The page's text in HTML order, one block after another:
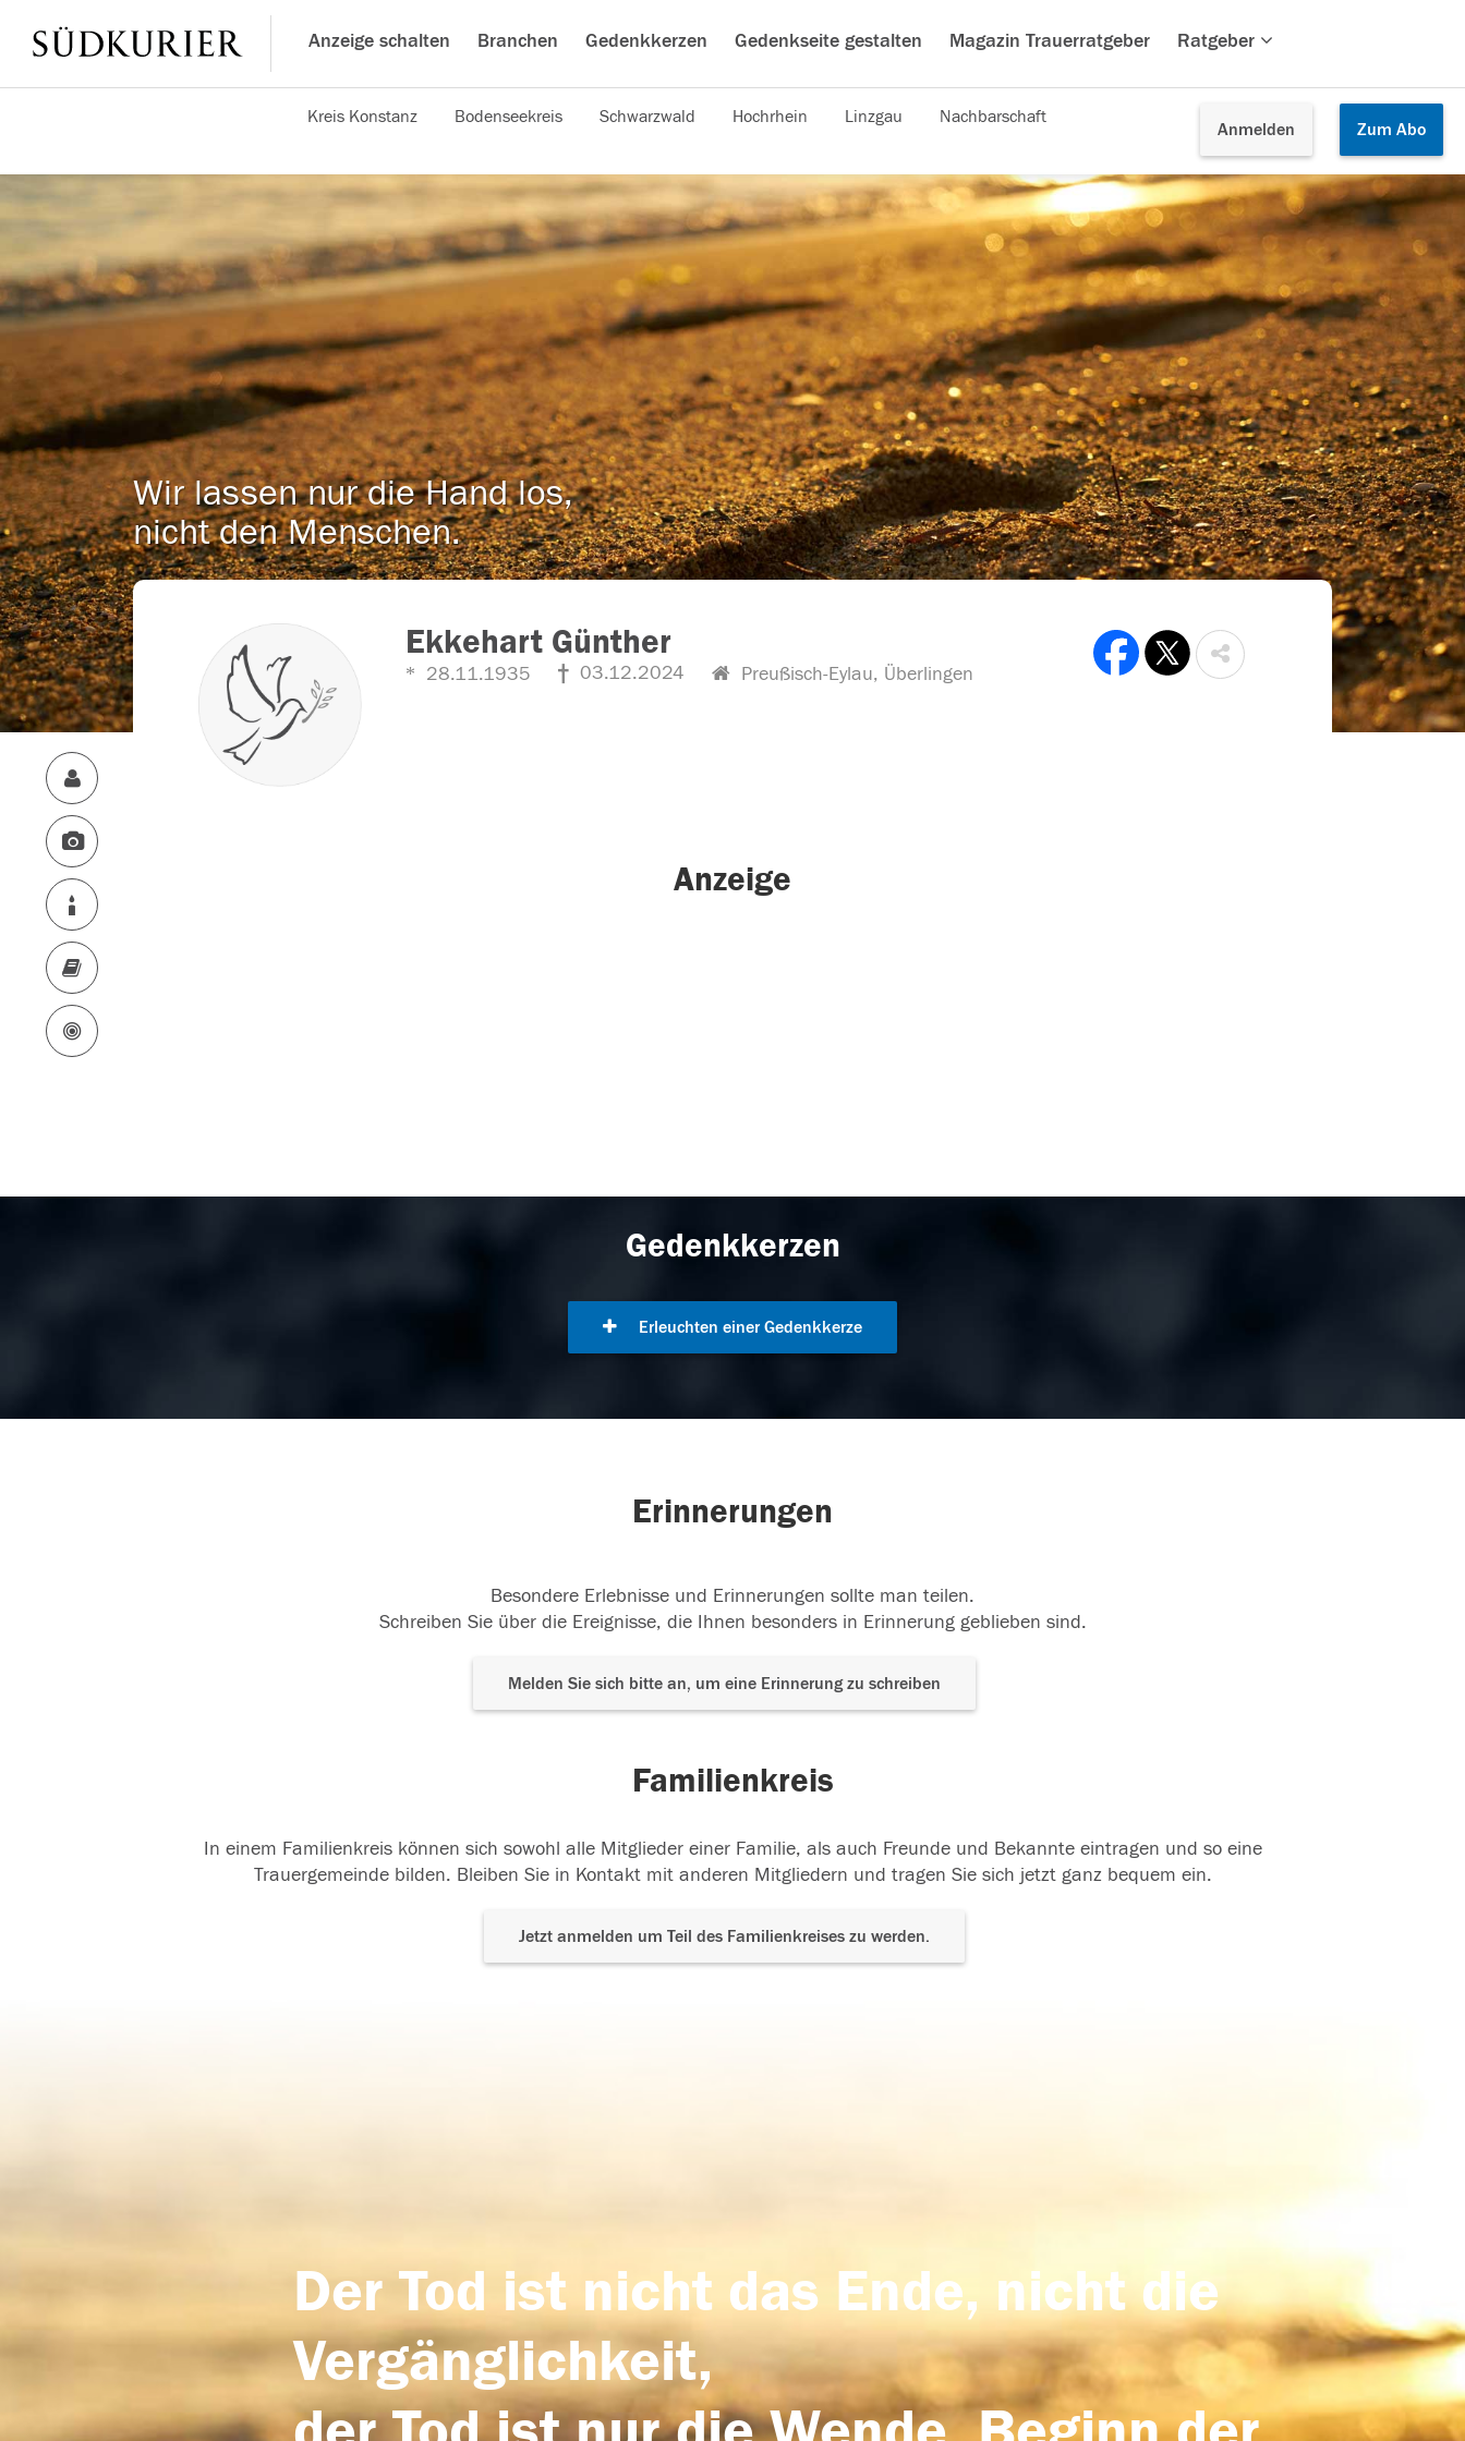
Anzeige schalten Branchen Gedenkkerzen Gedenkseite gestalten Magazin Trauerratgeber Ratgeber
Anmelden Zum Abo
Kreis Konstanz Bodenseekreis Schwarzwald Hochrhein Linzgau Nachbarschaft
Wir lassen nur die Hand los,
nicht den Menschen.
Ekkehart Günther
28.11.1935 03.12.2024 Preußisch-Eylau, Überlingen
Anzeige
Gedenkkerzen
Erleuchten einer Gedenkkerze
Erinnerungen
Besondere Erlebnisse und Erinnerungen sollte man teilen.
Schreiben Sie über die Ereignisse, die Ihnen besonders in Erinnerung geblieben sind.
Melden Sie sich bitte an, um eine Erinnerung zu schreiben
Familienkreis
In einem Familienkreis können sich sowohl alle Mitglieder einer Familie, als auch Freunde und Bekannte eintragen und so eine
Trauergemeinde bilden. Bleiben Sie in Kontakt mit anderen Mitgliedern und tragen Sie sich jetzt ganz bequem ein.
Jetzt anmelden um Teil des Familienkreises zu werden.
Der Tod ist nicht das Ende, nicht die
Vergänglichkeit,